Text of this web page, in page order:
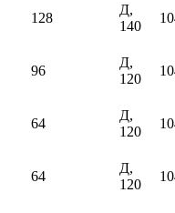
128
Д,
140
96
Д,
120
64
Д,
120
64
Д,
120